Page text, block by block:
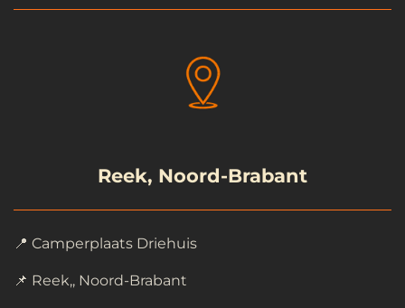
Reek, Noord-Brabant
📍 Camperplaats Driehuis
📌 Reek,, Noord-Brabant